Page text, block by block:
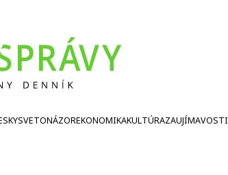
SVETONÁZOREKONOMIKAKULTÚRAZAUJÍMAVOSTI